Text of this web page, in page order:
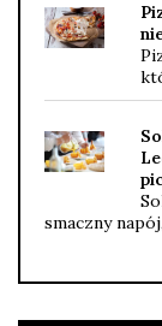
smaczny